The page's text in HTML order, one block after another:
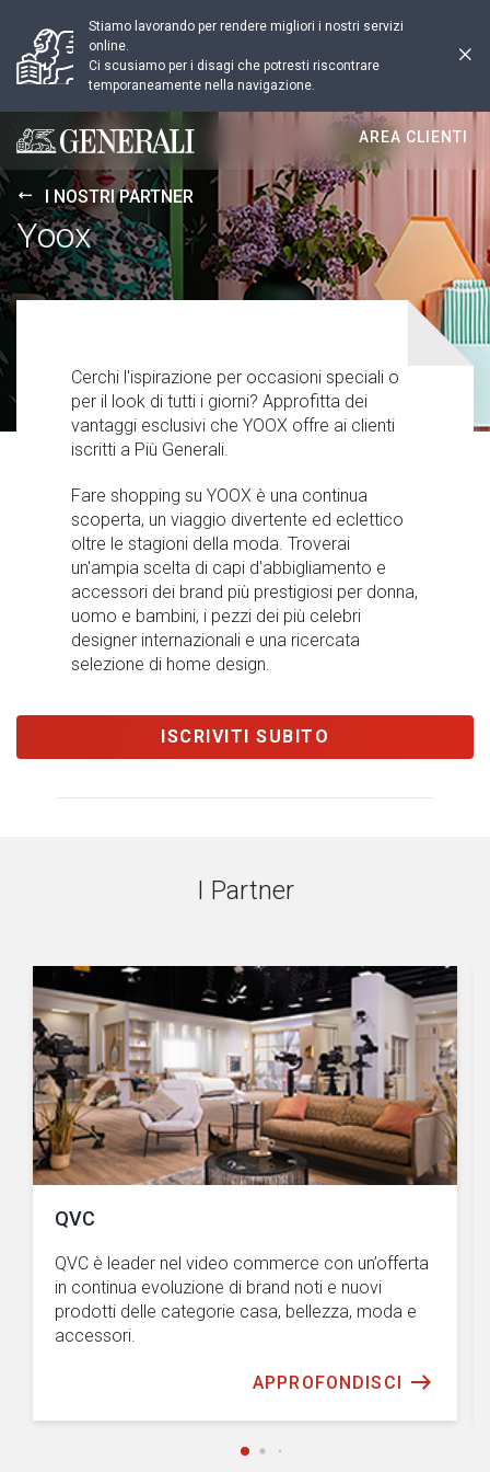
Stiamo lavorando per rendere migliori i nostri servizi
online.
Ci scusiamo per i disagi che potresti riscontrare
temporaneamente nella navigazione.
Generali logo
AREA CLIENTI
I NOSTRI PARTNER
Yoox
Cerchi l'ispirazione per occasioni speciali o
per il look di tutti i giorni? Approfitta dei
vantaggi esclusivi che YOOX offre ai clienti
iscritti a Più Generali.
Fare shopping su YOOX è una continua
scoperta, un viaggio divertente ed eclettico
oltre le stagioni della moda. Troverai
un'ampia scelta di capi d'abbigliamento e
accessori dei brand più prestigiosi per donna,
uomo e bambini, i pezzi dei più celebri
designer internazionali e una ricercata
selezione di home design.
ISCRIVITI SUBITO
I Partner
QVC
QVC è leader nel video commerce con un’offerta
in continua evoluzione di brand noti e nuovi
prodotti delle categorie casa, bellezza, moda e
accessori.
APPROFONDISCI